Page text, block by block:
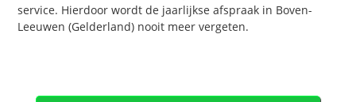
service. Hierdoor wordt de jaarlijkse afspraak in Boven-
Leeuwen (Gelderland) nooit meer vergeten.